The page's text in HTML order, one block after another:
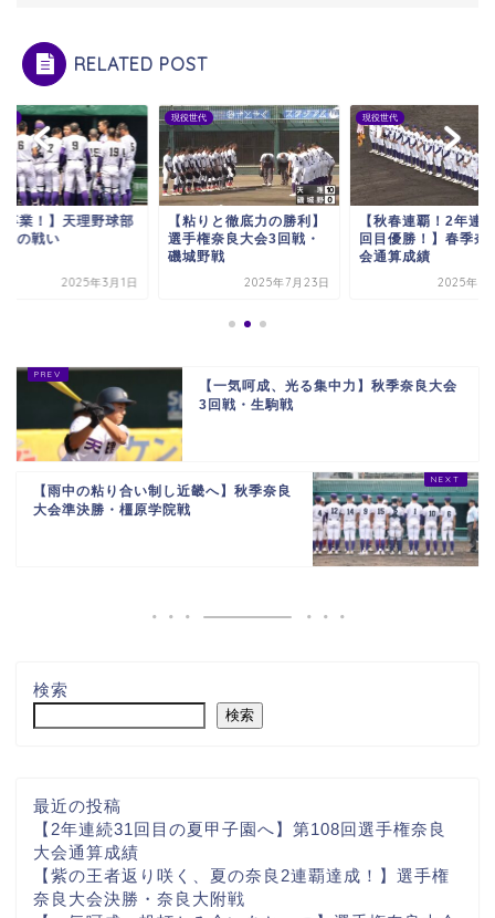
RELATED POST
卒業！】天理野球部
の戦い
2025年3月1日
現役世代
【粘りと徹底力の勝利】
選手権奈良大会3回戦・
磯城野戦
2025年7月23日
現役世代
【秋春連覇！2年連
回目優勝！】春季奈
会通算成績
2025年5
【一気呵成、光る集中力】秋季奈良大会
3回戦・生駒戦
【雨中の粘り合い制し近畿へ】秋季奈良
大会準決勝・橿原学院戦
検索
検索
最近の投稿
【2年連続31回目の夏甲子園へ】第108回選手権奈良
大会通算成績
【紫の王者返り咲く、夏の奈良2連覇達成！】選手権
奈良大会決勝・奈良大附戦